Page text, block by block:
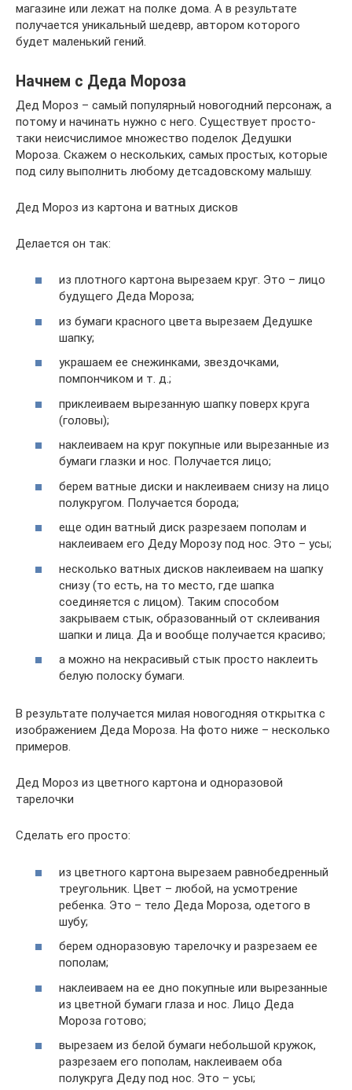
магазине или лежат на полке дома. А в результате
получается уникальный шедевр, автором которого
будет маленький гений.
Начнем с Деда Мороза
Дед Мороз – самый популярный новогодний персонаж, а
потому и начинать нужно с него. Существует просто-
таки неисчислимое множество поделок Дедушки
Мороза. Скажем о нескольких, самых простых, которые
под силу выполнить любому детсадовскому малышу.
Дед Мороз из картона и ватных дисков
Делается он так:
из плотного картона вырезаем круг. Это – лицо
будущего Деда Мороза;
из бумаги красного цвета вырезаем Дедушке
шапку;
украшаем ее снежинками, звездочками,
помпончиком и т. д.;
приклеиваем вырезанную шапку поверх круга
(головы);
наклеиваем на круг покупные или вырезанные из
бумаги глазки и нос. Получается лицо;
берем ватные диски и наклеиваем снизу на лицо
полукругом. Получается борода;
еще один ватный диск разрезаем пополам и
наклеиваем его Деду Морозу под нос. Это – усы;
несколько ватных дисков наклеиваем на шапку
снизу (то есть, на то место, где шапка
соединяется с лицом). Таким способом
закрываем стык, образованный от склеивания
шапки и лица. Да и вообще получается красиво;
а можно на некрасивый стык просто наклеить
белую полоску бумаги.
В результате получается милая новогодняя открытка с
изображением Деда Мороза. На фото ниже – несколько
примеров.
Дед Мороз из цветного картона и одноразовой
тарелочки
Сделать его просто:
из цветного картона вырезаем равнобедренный
треугольник. Цвет – любой, на усмотрение
ребенка. Это – тело Деда Мороза, одетого в
шубу;
берем одноразовую тарелочку и разрезаем ее
пополам;
наклеиваем на ее дно покупные или вырезанные
из цветной бумаги глаза и нос. Лицо Деда
Мороза готово;
вырезаем из белой бумаги небольшой кружок,
разрезаем его пополам, наклеиваем оба
полукруга Деду под нос. Это – усы;